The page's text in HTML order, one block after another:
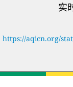
实
https://aqicn.org/